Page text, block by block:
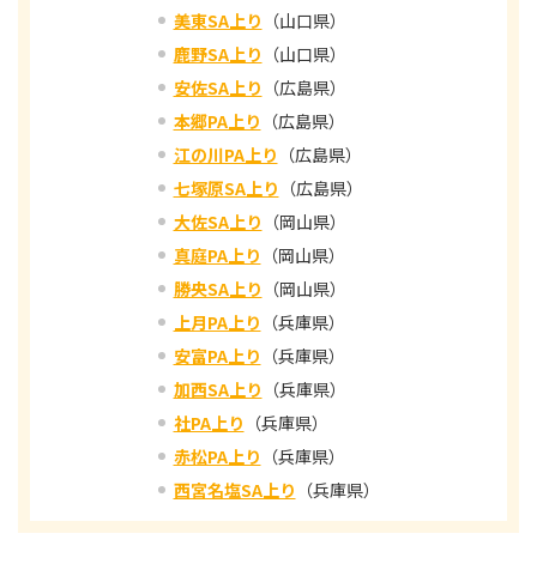
美東SA上り （山口県）
鹿野SA上り （山口県）
安佐SA上り （広島県）
本郷PA上り （広島県）
江の川PA上り （広島県）
七塚原SA上り （広島県）
大佐SA上り （岡山県）
真庭PA上り （岡山県）
勝央SA上り （岡山県）
上月PA上り （兵庫県）
安富PA上り （兵庫県）
加西SA上り （兵庫県）
社PA上り （兵庫県）
赤松PA上り （兵庫県）
西宮名塩SA上り （兵庫県）